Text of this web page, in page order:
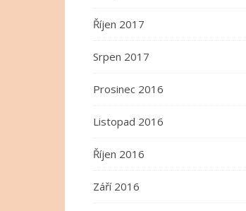
Říjen 2017
Srpen 2017
Prosinec 2016
Listopad 2016
Říjen 2016
Září 2016